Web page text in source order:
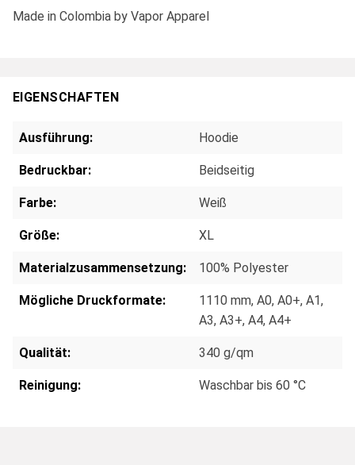
Made in Colombia by Vapor Apparel
EIGENSCHAFTEN
Ausführung: Hoodie
Bedruckbar: Beidseitig
Farbe: Weiß
Größe: XL
Materialzusammensetzung: 100% Polyester
Mögliche Druckformate: 1110 mm, A0, A0+, A1,
A3, A3+, A4, A4+
Qualität: 340 g/qm
Reinigung: Waschbar bis 60 °C